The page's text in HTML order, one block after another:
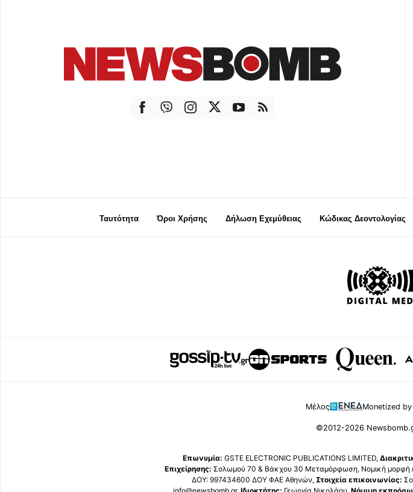
Ταυτότητα Όροι Χρήσης Δήλωση Εχεμύθειας Κώδικας Δεοντολογίας
Μέλος Monetized
©2012-2026
Επωνυμία: GSTE ELECTRONIC PUBLICATIONS LIMITED,
Επιχείρησης: Σολωμού 70 & Βάκχου 30 Μεταμόρφωση, Νομική μορφή
ΔΟΥ: 997434600 ΔΟΥ ΦΑΕ Αθηνών, Στοιχεία επικοινωνίας: